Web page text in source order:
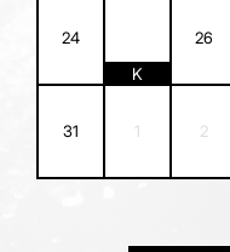
24
K
26
31 1 2